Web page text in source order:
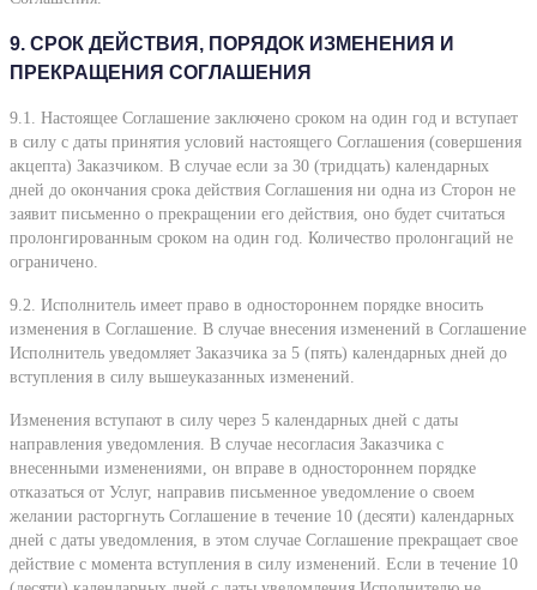
9. СРОК ДЕЙСТВИЯ, ПОРЯДОК ИЗМЕНЕНИЯ И
ПРЕКРАЩЕНИЯ СОГЛАШЕНИЯ
9.1. Настоящее Соглашение заключено сроком на один год и вступает
в силу с даты принятия условий настоящего Соглашения (совершения
акцепта) Заказчиком. В случае если за 30 (тридцать) календарных
дней до окончания срока действия Соглашения ни одна из Сторон не
заявит письменно о прекращении его действия, оно будет считаться
пролонгированным сроком на один год. Количество пролонгаций не
ограничено.
9.2. Исполнитель имеет право в одностороннем порядке вносить
изменения в Соглашение. В случае внесения изменений в Соглашение
Исполнитель уведомляет Заказчика за 5 (пять) календарных дней до
вступления в силу вышеуказанных изменений.
Изменения вступают в силу через 5 календарных дней с даты
направления уведомления. В случае несогласия Заказчика с
внесенными изменениями, он вправе в одностороннем порядке
отказаться от Услуг, направив письменное уведомление о своем
желании расторгнуть Соглашение в течение 10 (десяти) календарных
дней с даты уведомления, в этом случае Соглашение прекращает свое
действие с момента вступления в силу изменений. Если в течение 10